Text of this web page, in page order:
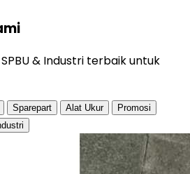
& Industri terbaik untuk
Sparepart Alat Ukur
Promosi